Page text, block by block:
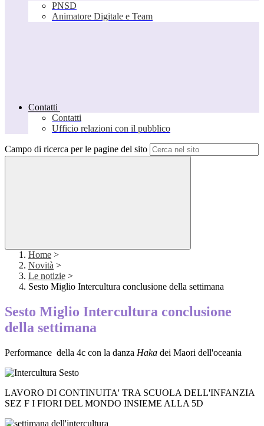
PNSD
Animatore Digitale e Team
Contatti
Contatti
Ufficio relazioni con il pubblico
Campo di ricerca per le pagine del sito
Home >
Novità >
Le notizie >
Sesto Miglio Intercultura conclusione della settimana
Sesto Miglio Intercultura conclusione
della settimana
Performance della 4c con la danza Haka dei Maori dell'oceania
LAVORO DI CONTINUITA' TRA SCUOLA DELL'INFANZIA
SEZ F I FIORI DEL MONDO INSIEME ALLA 5D